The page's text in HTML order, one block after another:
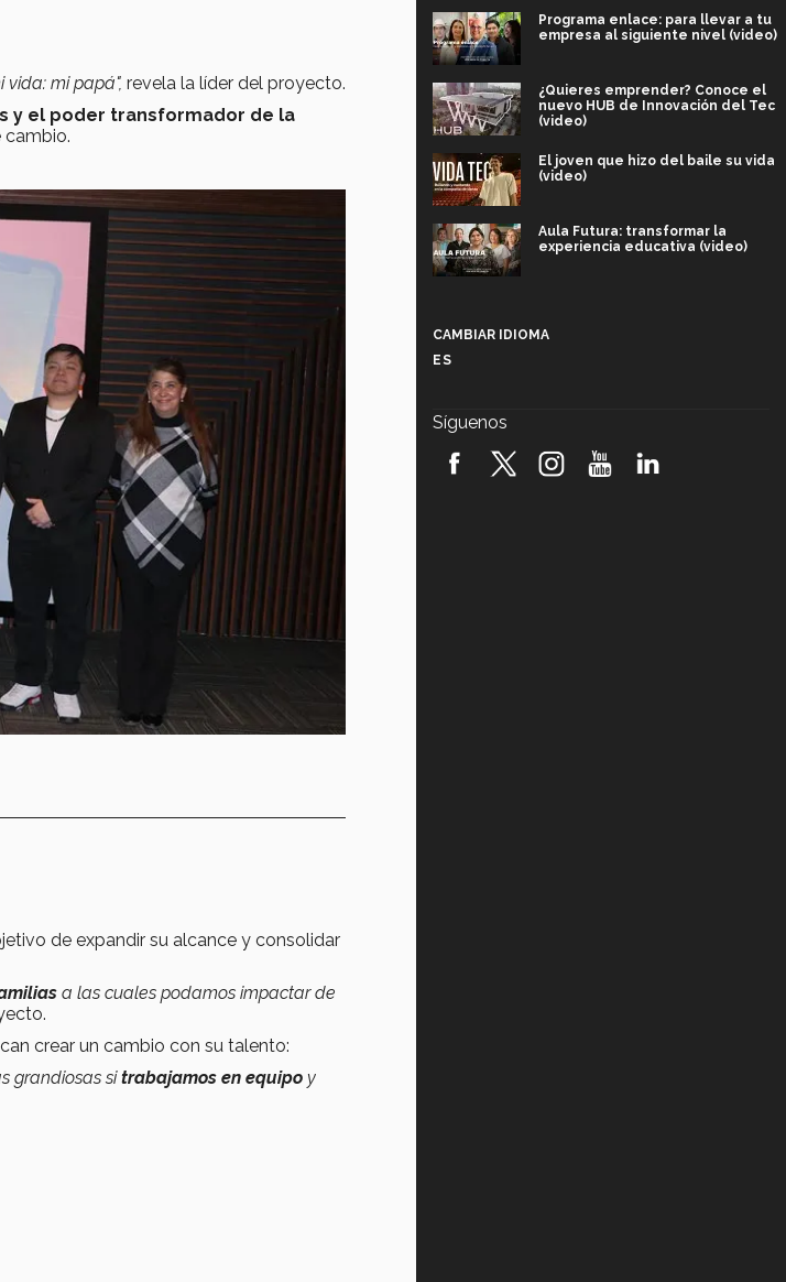
vida: mi papá", revela la líder del proyecto.
y el poder transformador de la
de expandir su alcance y consolidar
a las cuales podamos impactar de
crear un cambio con su talento:
grandiosas sitrabajamos en equipo y
Programa enlace: para llevar a tu
empresa al siguiente nivel (video)
¿Quieres emprender? Conoce el
nuevo HUB de Innovación del Tec
(video)
El joven que hizo del baile su vida
(video)
Aula Futura: transformar la
experiencia educativa (video)
robótica FIRST 2026! (video)
CAMBIAR IDIOMA
ES
Síguenos